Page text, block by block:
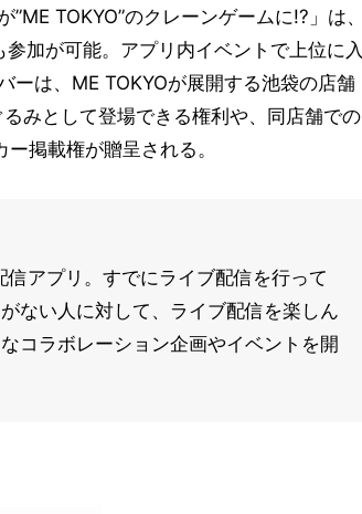
TOKYO”のクレーンゲームに!?」は、
加が可能。アプリ内イベントで上位に入
ーは、ME TOKYOが展開する池袋の店舗
みとして登場できる権利や、同店舗での
掲載権が贈呈される。
アプリ。すでにライブ配信を行って
ない人に対して、ライブ配信を楽しん
コラボレーション企画やイベントを開